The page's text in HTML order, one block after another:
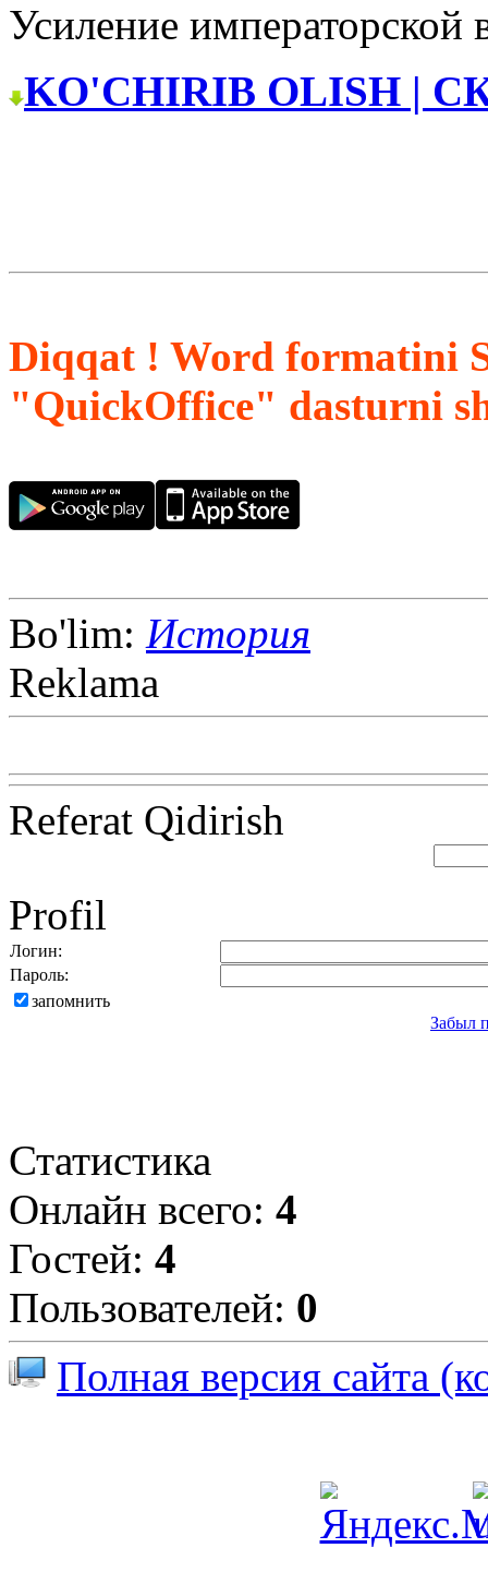
Усиление императорской
KO'CHIRIB OLISH |
Diqqat ! Word formatini
"QuickOffice" dasturni
Bo'lim: История
Reklama
Referat Qidirish
Profil
Логин:
Пароль:
запомнить
Забыл
Статистика
Онлайн всего: 4
Гостей: 4
Пользователей: 0
Полная версия сайта